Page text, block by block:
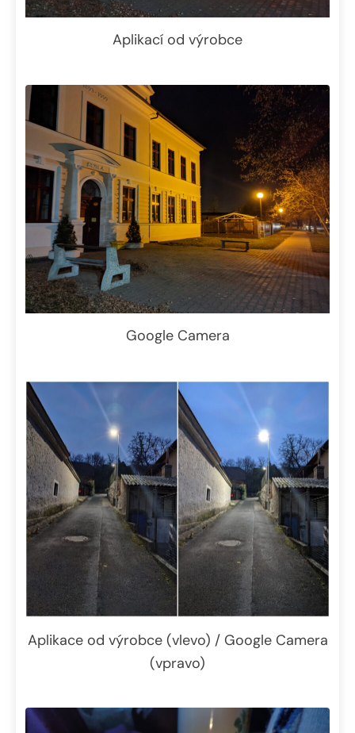
Aplikací od výrobce
Google Camera
Aplikace od výrobce (vlevo) / Google Camera
(vpravo)